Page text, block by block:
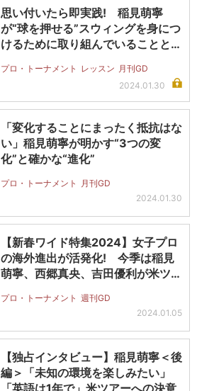
思い付いたら即実践! 稲見萌寧
が“球を押せる”スウィングを身につ
けるために取り組んでいることと
プロ・トーナメント レッスン 月刊GD
2024.01.30
「変化することにまったく抵抗はな
い」稲見萌寧が明かす“3つの変
化”と確かな“進化”
プロ・トーナメント
月刊GD
2024.01.30
【新春ワイド特集2024】女子プロ
の海外進出が活発化! 今季は稲見
萌寧、西郷真央、吉田優利が米ツア
プロ・トーナメント 週刊GD
2024.01.05
【独占インタビュー】稲見萌寧＜後
編＞「未知の環境を楽しみたい」
「英語は1年で」米ツアーへの決意